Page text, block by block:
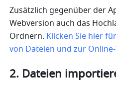
Zusätzlich gegenüber der
Webversion auch das
Ordnern. Klicken Sie hier
von Dateien und zur
2. Dateien